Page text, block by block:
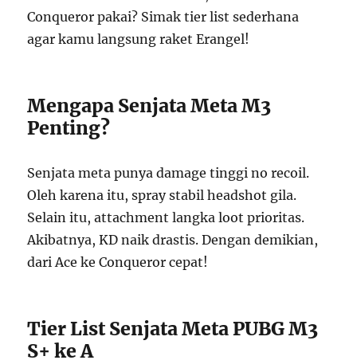
Conqueror pakai? Simak tier list sederhana
agar kamu langsung raket Erangel!
Mengapa Senjata Meta M3
Penting?
Senjata meta punya damage tinggi no recoil.
Oleh karena itu, spray stabil headshot gila.
Selain itu, attachment langka loot prioritas.
Akibatnya, KD naik drastis. Dengan demikian,
dari Ace ke Conqueror cepat!
Tier List Senjata Meta PUBG M3
S+ ke A